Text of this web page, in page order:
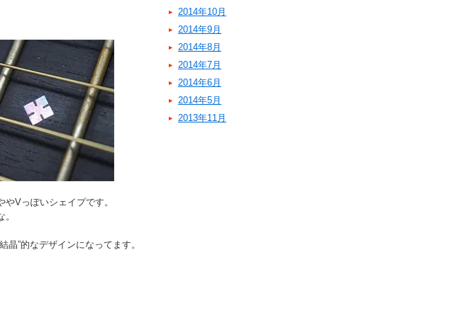
Vっぽいシェイプです。
晶”的なデザインになってます。
2014年10月
2014年9月
2014年8月
2014年7月
2014年6月
2014年5月
2013年11月